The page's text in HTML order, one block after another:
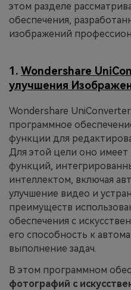
этом разделе
обеспечения,
изображений
1. Wondershare
улучшения
Wondershare
программное
функции для
Для этой цели оно
функций,
интеллектом, включая
улучшение видео и
преимуществ
обеспечения с
его способность к
выполнение задач.
В этом программном
фотографий с